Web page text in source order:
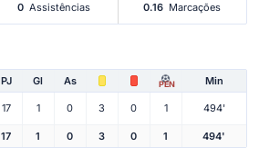
0 Assistências 0.16 Marcações
PJ Gl As PEN Min
17 1 0 3 0 1 494'
17 1 0 3 0 1 494'